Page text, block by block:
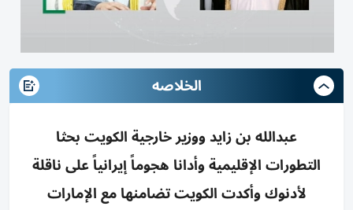
الخلاصه
عبدالله بن زايد ووزير خارجية الكويت بحثا
التطورات الإقليمية وأدانا هجوماً إيرانياً على ناقلة
لأدنوك وأكدت الكويت تضامنها مع الإمارات